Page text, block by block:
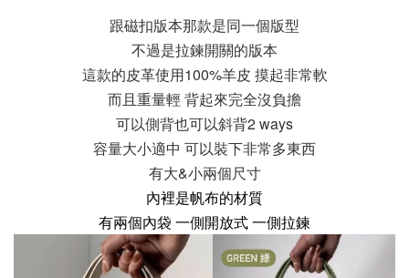
跟磁扣版本那款是同一個版型
不過是拉鍊開關的版本
這款的皮革使用100%羊皮 摸起非常軟
而且重量輕 背起來完全沒負擔
可以側背也可以斜背2 ways
容量大小適中 可以裝下非常多東西
有大&小兩個尺寸
內裡是帆布的材質
有兩個內袋 一側開放式 一側拉鍊